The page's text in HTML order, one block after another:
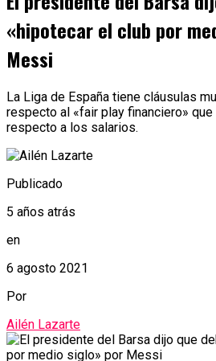
«hipotecar el club por
Messi
La Liga de España tiene cláusulas
respecto al «fair play financiero»
respecto a los salarios.
Publicado
5 años atrás
en
6 agosto 2021
Por
Ailén Lazarte